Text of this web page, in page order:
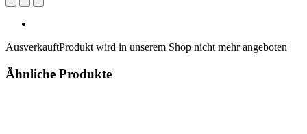
AusverkauftProdukt wird in unserem Shop nicht mehr angeboten
Ähnliche Produkte